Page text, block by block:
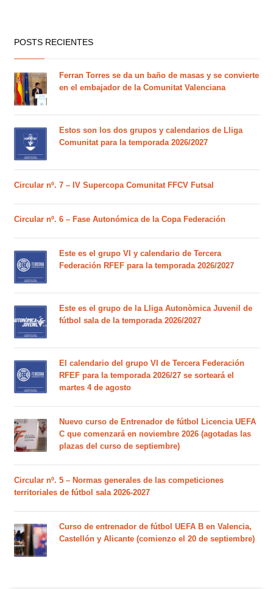
POSTS RECIENTES
Ferran Torres se da un baño de masas y se convierte
en el embajador de la Comunitat Valenciana
Estos son los dos grupos y calendarios de Lliga
Comunitat para la temporada 2026/2027
Circular nº. 7 – IV Supercopa Comunitat FFCV Futsal
Circular nº. 6 – Fase Autonómica de la Copa Federación
Este es el grupo VI y calendario de Tercera
Federación RFEF para la temporada 2026/2027
Este es el grupo de la Lliga Autonòmica Juvenil de
fútbol sala de la temporada 2026/2027
El calendario del grupo VI de Tercera Federación
RFEF para la temporada 2026/27 se sorteará el
martes 4 de agosto
Nuevo curso de Entrenador de fútbol Licencia UEFA
C que comenzará en noviembre 2026 (agotadas las
plazas del curso de septiembre)
Circular nº. 5 – Normas generales de las competiciones
territoriales de fútbol sala 2026-2027
Curso de entrenador de fútbol UEFA B en Valencia,
Castellón y Alicante (comienzo el 20 de septiembre)